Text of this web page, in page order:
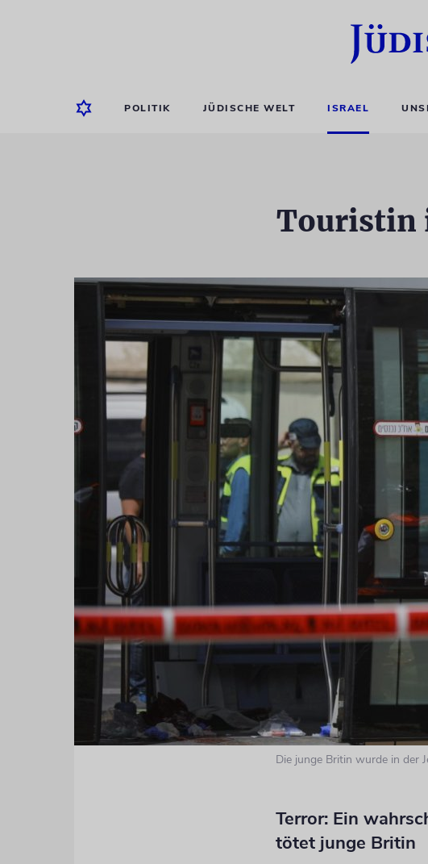
POLITIK JÜDISCHE WELT ISRAEL
Touristin
Die junge Britin wurde in der
Terror: Ein
tötet junge Britin